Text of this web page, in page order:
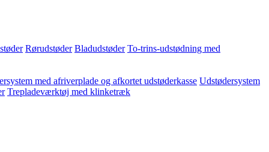
Rørudstøder Bladudstøder To-trins-udstødning med
med afriverplade og afkortet udstøderkasse Udstødersystem
Trepladeværktøj med klinketræk